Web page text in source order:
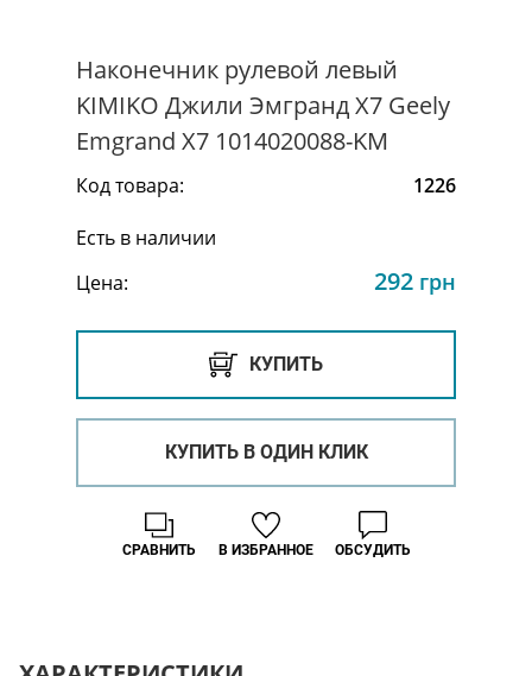
Наконечник рулевой левый
KIMIKO Джили Эмгранд Х7 Geely
Emgrand X7 1014020088-KM
Код товара:
1226
Есть в наличии
Цена:
292 грн
КУПИТЬ
КУПИТЬ В ОДИН КЛИК
В ИЗБРАННОЕ
СРАВНИТЬ ОБСУДИТЬ